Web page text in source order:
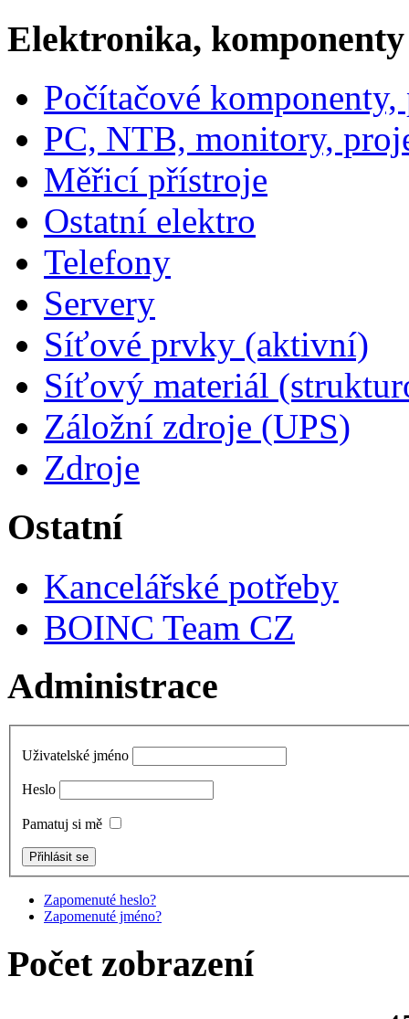
Elektronika, komponenty
Počítačové
PC, NTB, monitory,
Měřicí přístroje
Ostatní elektro
Telefony
Servery
Síťové prvky (aktivní)
Síťový materiál
Záložní zdroje (UPS)
Zdroje
Ostatní
Kancelářské potřeby
BOINC Team CZ
Administrace
Uživatelské jméno
Heslo
Pamatuj si mě
Zapomenuté heslo?
Zapomenuté jméno?
Počet zobrazení